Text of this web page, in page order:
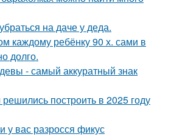
на даче у деда.
каждому ребёнку 90 х. сами в
долго.
- самый аккуратный знак
построить в 2025 году
у вас разросся фикус